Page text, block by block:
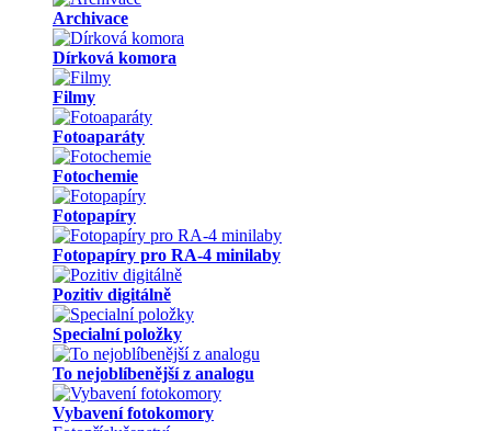
Archivace
Dírková komora
Filmy
Fotoaparáty
Fotochemie
Fotopapíry
Fotopapíry pro RA-4 minilaby
Pozitiv digitálně
Specialní položky
To nejoblíbenější z analogu
Vybavení fotokomory